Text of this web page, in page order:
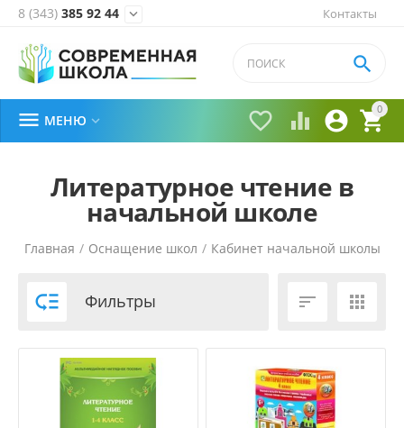
Контакты
8 (343) 385 92 44 
0


 

 МЕНЮ 
Литературное чтение в
начальной школе
Главная / Оснащение школ / Кабинет начальной школы
 Фильтры  